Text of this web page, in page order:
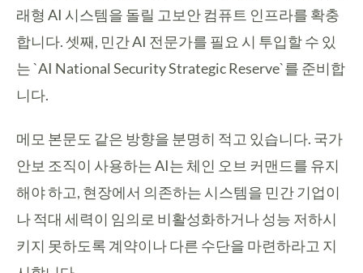
래형 AI 시스템을 돌릴 고보안 컴퓨트 인프라를 확충
합니다. 셋째, 민간 AI 전문가를 필요 시 투입할 수 있
는 `AI National Security Strategic Reserve`를 준비합
니다.
메모 본문도 같은 방향을 분명히 적고 있습니다. 국가
안보 조직이 사용하는 AI는 체인 오브 커맨드를 유지
해야 하고, 현장에서 의존하는 시스템을 민간 기업이
나 적대 세력이 임의로 비활성화하거나 성능 저하시
키지 못하도록 계약이나 다른 수단을 마련하라고 지